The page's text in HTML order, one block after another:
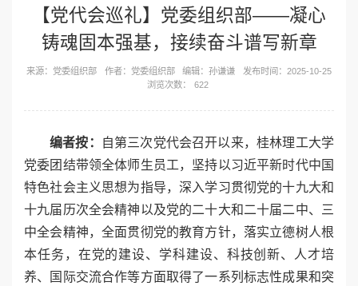
【党代会巡礼】党委组织部——凝心
铸魂固本强基，接续奋斗谱写新章
来源：党委组织部 作者：党委组织部 编辑：孙谦谦
发布时间：2025-10-25
浏览次数：
622
编者按：
自第三次党代会召开以来，桂林理工大学
党委团结带领全体师生员工，坚持以习近平新时代中国
特色社会主义思想为指导，深入学习贯彻党的十九大和
十九届历次全会精神以及党的二十大和二十届二中、三
中全会精神，全面贯彻党的教育方针，落实立德树人根
本任务，在党的建设、学科建设、科技创新、人才培
养、国际交流合作等方面取得了一系列标志性成果和突